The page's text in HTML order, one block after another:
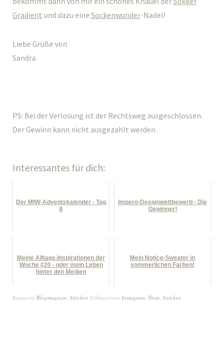
Gradient und dazu eine Sockenwunder-Nadel!
Liebe Grüße von
Sandra
PS: Bei der Verlosung ist der Rechtsweg ausgeschlossen.
Der Gewinn kann nicht ausgezahlt werden.
Interessantes für dich:
Der MfW-Adventskalender - Tag
8
Impero-Designwettbewerb - Die
Gewinner!
Meine Alltags-Inspirationen der
Woche #20 - oder mein Leben
hinter den Medien
Mein Notice-Sweater in
sommerlichen Farben!
Kategorie Blogmagazin, Stricken SchlagwörterInstagram, Shop, Stricken